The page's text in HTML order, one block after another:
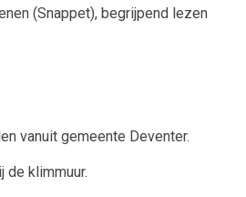
(Snappet), begrijpend lezen
vanuit gemeente Deventer.
de klimmuur.